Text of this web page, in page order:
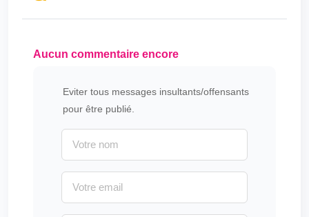
Aucun commentaire encore
Eviter tous messages insultants/offensants
pour être publié.